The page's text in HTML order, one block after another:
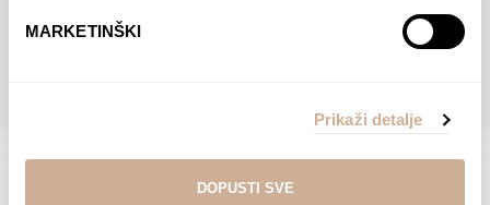
MARKETINŠKI
Prikaži detalje
DOPUSTI SVE
do
138,00 €
POGLEDAJTE SVE PROIZVODE U OVOJ KATEGORIJI